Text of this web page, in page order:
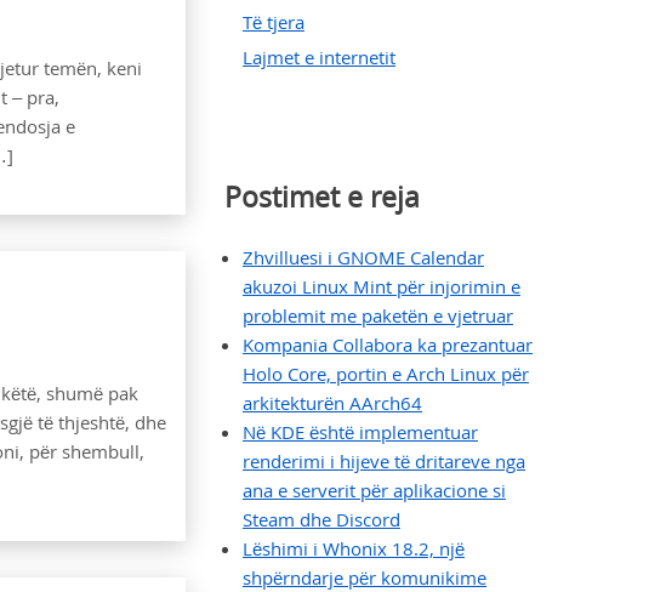
Të tjera
Lajmet e internetit
Postimet e reja
Zhvilluesi i GNOME Calendar
akuzoi Linux Mint për injorimin e
problemit me paketën e vjetruar
Kompania Collabora ka prezantuar
Holo Core, portin e Arch Linux për
arkitekturën AArch64
Në KDE është implementuar
renderimi i hijeve të dritareve nga
ana e serverit për aplikacione si
Steam dhe Discord
Lëshimi i Whonix 18.2, një
shpërndarje për komunikime
temën, keni
– pra,
e
shumë pak
të thjeshtë, dhe
për shembull,